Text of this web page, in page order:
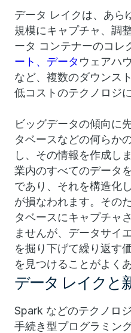
データ レイクは、あら
規模にキャプチャ、調
ータ コンテナーのコレ
ート、データ ウェアハ
など、複数のダウンス
低コストのテクノロジ
ビッグデータの傾向に
タベースなどの何らか
し、その情報を作成し
業内のすべてのデータ
であり、それを構造化
が損なわれます。その
タベースにキャプチャ
ませんが、データサイ
を掘り下げて繰り返す
を見つけることがよく
データ レイクと
Spark などのテクノロ
手続き型プログラミン